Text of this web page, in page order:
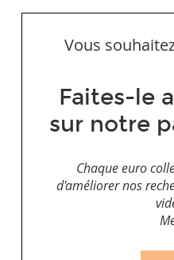
Vous
Faites-le
sur notre
Chaque euro
d'améliorer nos